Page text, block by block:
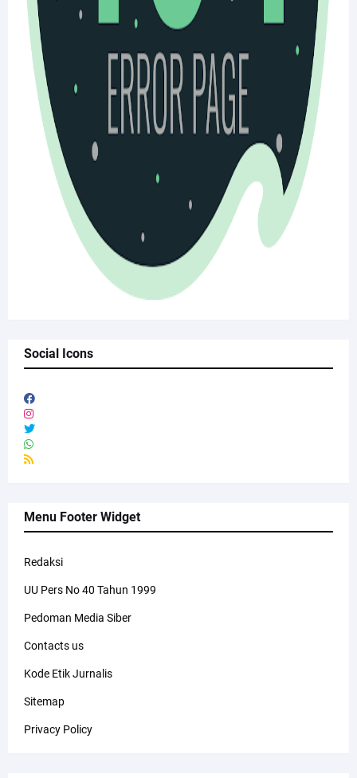
Social Icons
Menu Footer Widget
Redaksi
UU Pers No 40 Tahun 1999
Pedoman Media Siber
Contacts us
Kode Etik Jurnalis
Sitemap
Privacy Policy